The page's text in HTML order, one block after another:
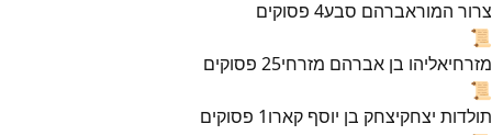
צרור המוראברהם סבע4 פסוקים
📜
מזרחיאליהו בן אברהם מזרחי25 פסוקים
📜
תולדות יצחקיצחק בן יוסף קארו1 פסוקים